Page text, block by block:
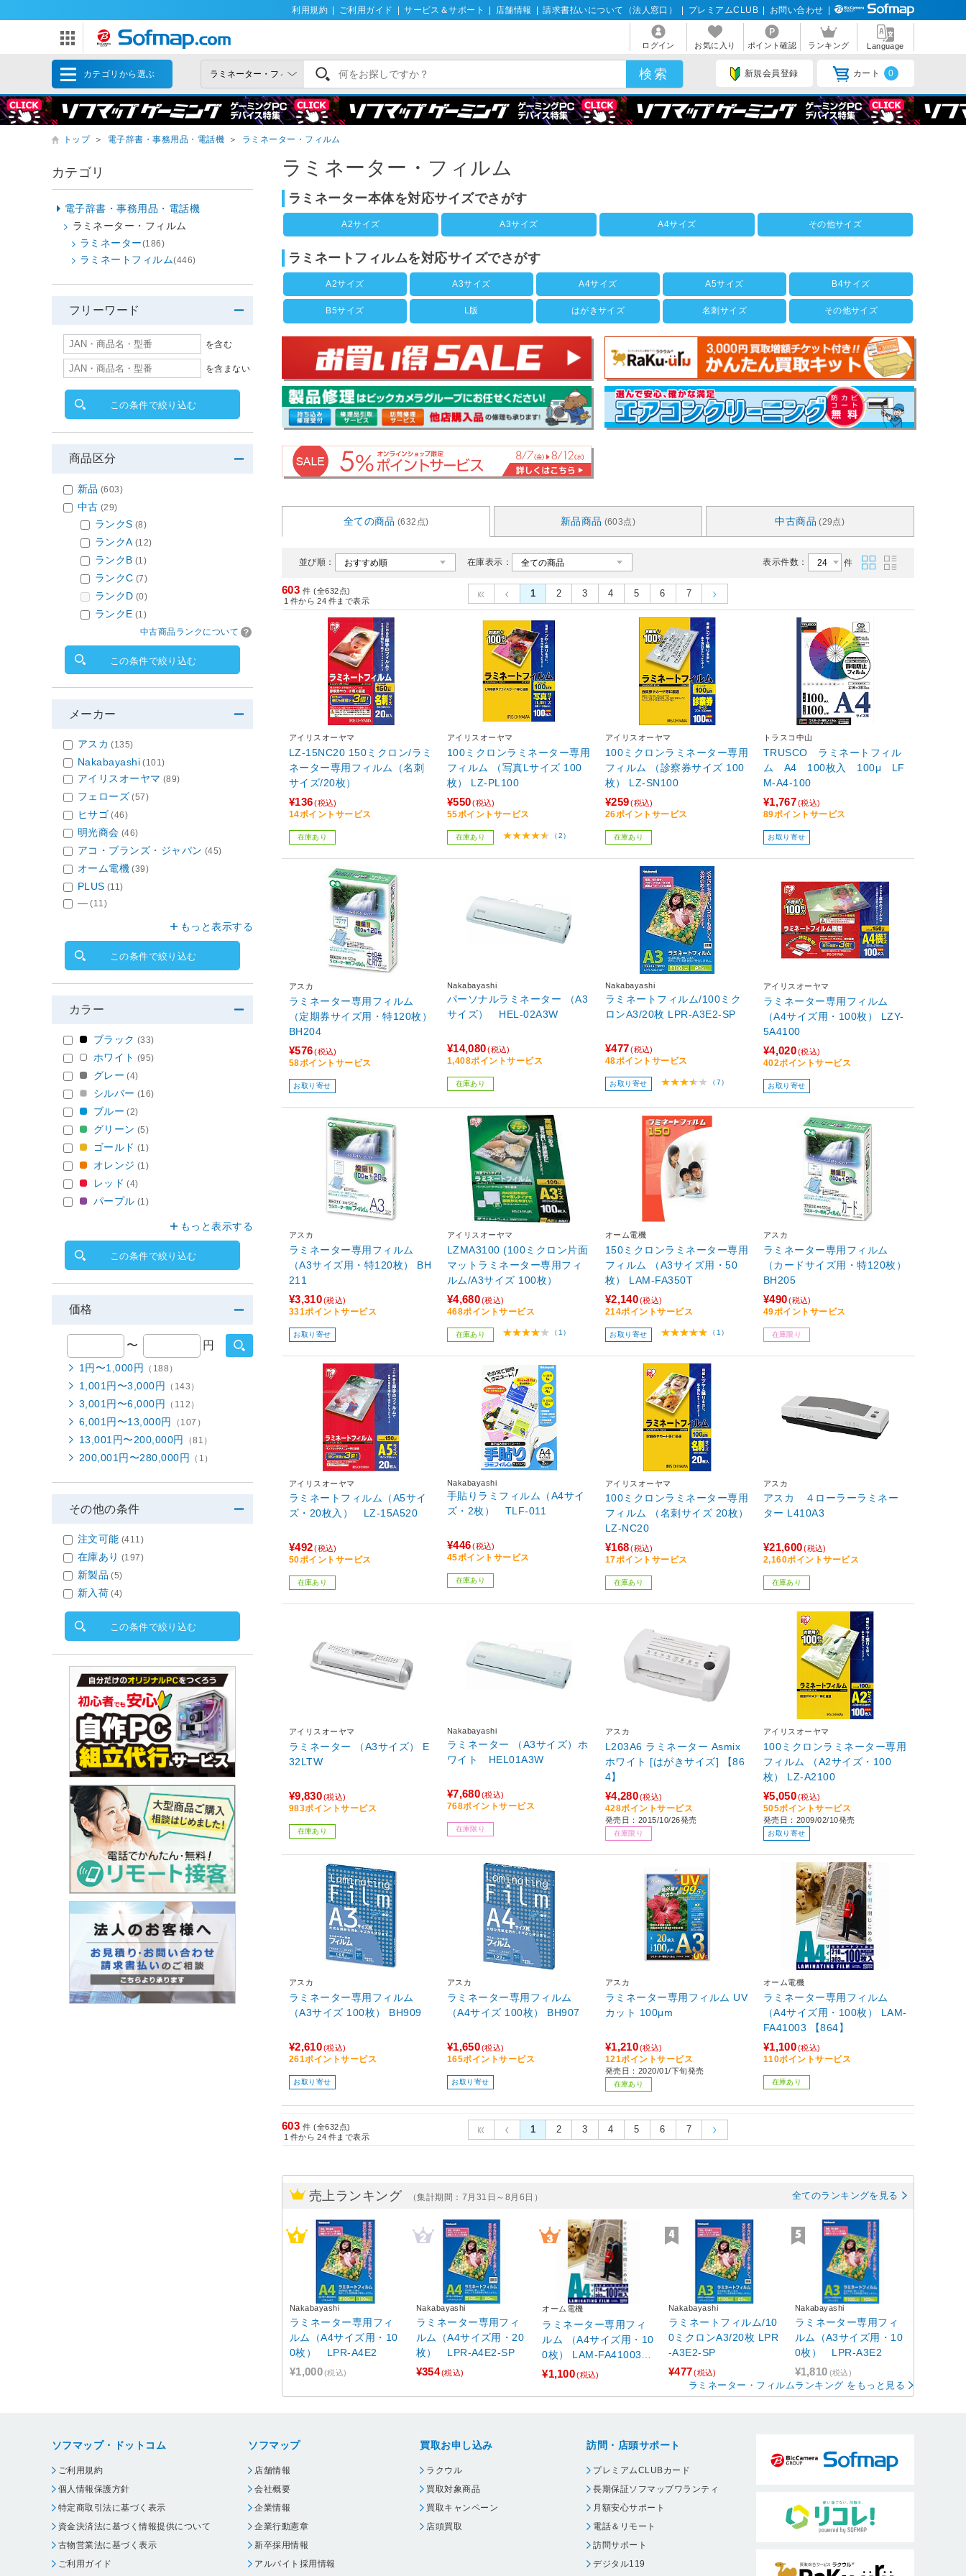
利用規約 ご利用ガイド サービス＆サポート 店舗情報 請求書払いについて（法人窓口） プレミアムCLUB お問い合わせ
ログイン お気に入り ポイント確認 ランキング Language
カテゴリから選ぶ 新規会員登録 カート 0
トップ ＞ 電子辞書・事務用品・電話機 ＞ ラミネーター・フィルム
ラミネーター・フィルム
ラミネーター本体を対応サイズでさがす
A2サイズ A3サイズ A4サイズ その他サイズ
ラミネートフィルムを対応サイズでさがす
A2サイズ A3サイズ A4サイズ A5サイズ B4サイズ
B5サイズ L版 はがきサイズ 名刺サイズ その他サイズ
全ての商品 (632点) 新品商品 (603点) 中古商品 (29点)
並び順： 在庫表示： 表示件数： 件
603 件 (全632点)
1 件から 24 件まで表示
1 2 3 4 5 6 7
アイリスオーヤマ
LZ-15NC20 150ミクロン/ラミ
ネーター専用フィルム（名刺
サイズ/20枚）
¥136 (税込)
14ポイントサービス
在庫あり
アイリスオーヤマ
100ミクロンラミネーター専用
フィルム （写真Lサイズ 100
枚） LZ-PL100
¥550 (税込)
55ポイントサービス
在庫あり （2）
アイリスオーヤマ
100ミクロンラミネーター専用
フィルム （診察券サイズ 100
枚） LZ-SN100
¥259 (税込)
26ポイントサービス
在庫あり
トラスコ中山
TRUSCO ラミネートフィル
ム A4 100枚入 100μ LF
M-A4-100
¥1,767(税込)
89ポイントサービス
お取り寄せ
アスカ
ラミネーター専用フィルム
（定期券サイズ用・特120枚）
BH204
¥576 (税込)
58ポイントサービス
お取り寄せ
Nakabayashi
パーソナルラミネーター （A3
サイズ） HEL-02A3W
¥14,080(税込)
1,408ポイントサービス
在庫あり
Nakabayashi
ラミネートフィルム/100ミク
ロンA3/20枚 LPR-A3E2-SP
¥477 (税込)
48ポイントサービス
お取り寄せ （7）
アイリスオーヤマ
ラミネーター専用フィルム
（A4サイズ用・100枚） LZY-
5A4100
¥4,020(税込)
402ポイントサービス
お取り寄せ
アスカ
ラミネーター専用フィルム
（A3サイズ用・特120枚） BH
211
¥3,310(税込)
331ポイントサービス
お取り寄せ
アイリスオーヤマ
LZMA3100 (100ミクロン片面
マットラミネーター専用フィ
ルム/A3サイズ 100枚）
¥4,680(税込)
468ポイントサービス
在庫あり （1）
オーム電機
150ミクロンラミネーター専用
フィルム （A3サイズ用・50
枚） LAM-FA350T
¥2,140(税込)
214ポイントサービス
お取り寄せ （1）
アスカ
ラミネーター専用フィルム
（カードサイズ用・特120枚）
BH205
¥490 (税込)
49ポイントサービス
在庫限り
アイリスオーヤマ
ラミネートフィルム（A5サイ
ズ・20枚入） LZ-15A520
¥492 (税込)
50ポイントサービス
在庫あり
Nakabayashi
手貼りラミフィルム（A4サイ
ズ・2枚） TLF-011
¥446 (税込)
45ポイントサービス
在庫あり
アイリスオーヤマ
100ミクロンラミネーター専用
フィルム （名刺サイズ 20枚）
LZ-NC20
¥168 (税込)
17ポイントサービス
在庫あり
アスカ
アスカ ４ローラーラミネー
ター L410A3
¥21,600(税込)
2,160ポイントサービス
在庫あり
アイリスオーヤマ
ラミネーター （A3サイズ） E
32LTW
¥9,830(税込)
983ポイントサービス
在庫あり
Nakabayashi
ラミネーター （A3サイズ）ホ
ワイト HEL01A3W
¥7,680(税込)
768ポイントサービス
在庫限り
アスカ
L203A6 ラミネーター Asmix
ホワイト [はがきサイズ] 【86
4】
¥4,280(税込)
428ポイントサービス
発売日：2015/10/26発売
在庫限り
アイリスオーヤマ
100ミクロンラミネーター専用
フィルム （A2サイズ・100
枚） LZ-A2100
¥5,050(税込)
505ポイントサービス
発売日：2009/02/10発売
お取り寄せ
アスカ
ラミネーター専用フィルム
（A3サイズ 100枚） BH909
¥2,610(税込)
261ポイントサービス
お取り寄せ
アスカ
ラミネーター専用フィルム
（A4サイズ 100枚） BH907
¥1,650(税込)
165ポイントサービス
お取り寄せ
アスカ
ラミネーター専用フィルム UV
カット 100μm
¥1,210(税込)
121ポイントサービス
発売日：2020/01/下旬発売
在庫あり
オーム電機
ラミネーター専用フィルム
（A4サイズ用・100枚） LAM-
FA41003 【864】
¥1,100(税込)
110ポイントサービス
在庫あり
603 件 (全632点)
1 件から 24 件まで表示
1 2 3 4 5 6 7
売上ランキング （集計期間：7月31日～8月6日） 全てのランキングを見る
Nakabayashi
ラミネーター専用フィ
ルム（A4サイズ用・10
0枚） LPR-A4E2
¥1,000(税込)
Nakabayashi
ラミネーター専用フィ
ルム（A4サイズ用・20
枚） LPR-A4E2-SP
¥354(税込)
オーム電機
ラミネーター専用フィ
ルム （A4サイズ用・10
0枚） LAM-FA41003
【864】
¥1,100(税込)
Nakabayashi
ラミネートフィルム/10
0ミクロンA3/20枚 LPR
-A3E2-SP
¥477(税込)
Nakabayashi
ラミネーター専用フィ
ルム（A3サイズ用・10
0枚） LPR-A3E2
¥1,810 (税込)
ラミネーター・フィルムランキング をもっと見る
カテゴリ
電子辞書・事務用品・電話機
ラミネーター・フィルム
ラミネーター(186)
ラミネートフィルム(446)
フリーワード
を含む
を含まない
この条件で絞り込む
商品区分
新品 (603)
中古 (29)
ランクS (8)
ランクA (12)
ランクB (1)
ランクC (7)
ランクD (0)
ランクE (1)
中古商品ランクについて
この条件で絞り込む
メーカー
アスカ (135)
Nakabayashi (101)
アイリスオーヤマ (89)
フェローズ (57)
ヒサゴ (46)
明光商会 (46)
アコ・ブランズ・ジャパン (45)
オーム電機 (39)
PLUS (11)
― (11)
もっと表示する
この条件で絞り込む
カラー
ブラック (33)
ホワイト (95)
グレー (4)
シルバー (16)
ブルー (2)
グリーン (5)
ゴールド (1)
オレンジ (1)
レッド (4)
パープル (1)
もっと表示する
この条件で絞り込む
価格
〜 円
1円〜1,000円 （188）
1,001円〜3,000円 （143）
3,001円〜6,000円 （112）
6,001円〜13,000円 （107）
13,001円〜200,000円 （81）
200,001円〜280,000円 （1）
その他の条件
注文可能 (411)
在庫あり (197)
新製品 (5)
新入荷 (4)
この条件で絞り込む
ソフマップ・ドットコム
ご利用規約
個人情報保護方針
特定商取引法に基づく表示
資金決済法に基づく情報提供について
古物営業法に基づく表示
ご利用ガイド
ソフマップ
店舗情報
会社概要
企業情報
企業行動憲章
新卒採用情報
アルバイト採用情報
買取お申し込み
ラクウル
買取対象商品
買取キャンペーン
店頭買取
訪問・店頭サポート
プレミアムCLUBカード
長期保証ソフマップワランティ
月額安心サポート
電話＆リモート
訪問サポート
デジタル119